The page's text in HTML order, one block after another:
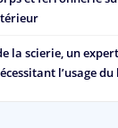
la scierie, un
l’usage du